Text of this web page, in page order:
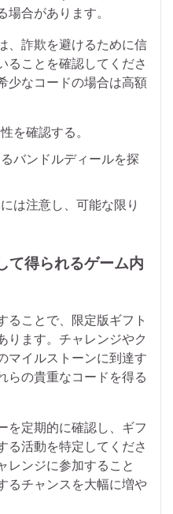
合があります。
、詐欺を避けるために信
ることを確認してくださ
少なコードの場合は高額
を確認する。
バンドルディールを探
は注意し、可能な限り
て得られるゲーム内
ることで、限定版ギフト
ります。チャレンジやク
マイルストーンに到達す
らの貴重なコードを得る
を定期的に確認し、ギフ
る活動を特定してくださ
レンジに参加すること
るチャンスを大幅に増や